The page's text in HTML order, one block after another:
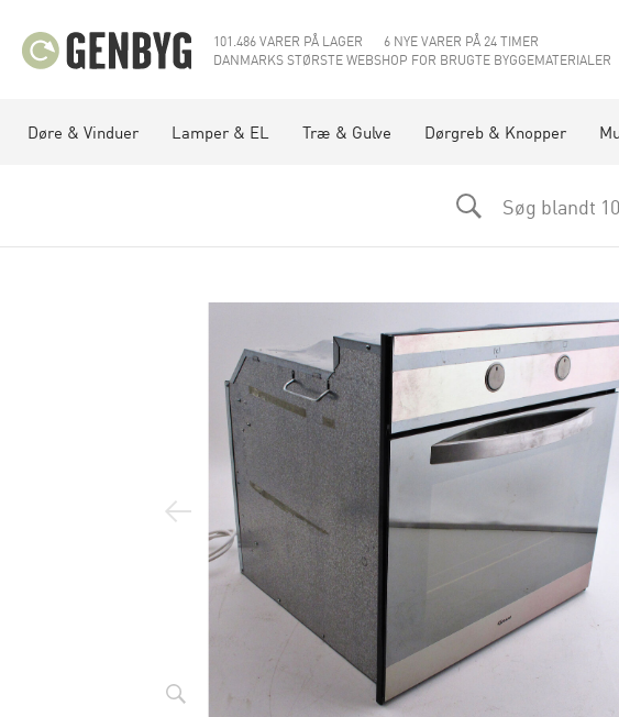
101.486 VARER PÅ LAGER
6 NYE VARER PÅ 24 TIMER
DANMARKS STØRSTE WEBSHOP FOR BRUGTE BYGGEMATERIALER
Døre & Vinduer Lamper & EL Træ & Gulve Dørgreb & Knopper
Søg blandt